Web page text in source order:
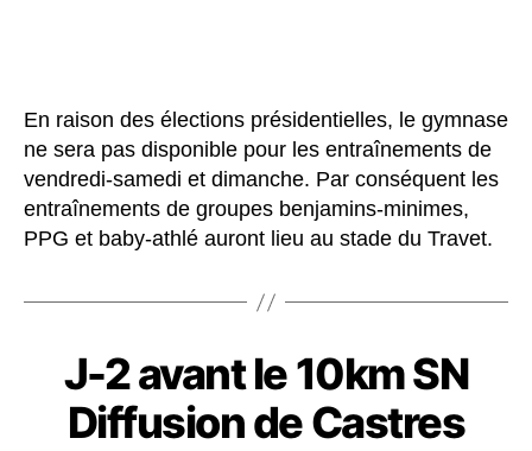
En raison des élections présidentielles, le gymnase
ne sera pas disponible pour les entraînements de
vendredi-samedi et dimanche. Par conséquent les
entraînements de groupes benjamins-minimes,
PPG et baby-athlé auront lieu au stade du Travet.
J-2 avant le 10km SN
Diffusion de Castres